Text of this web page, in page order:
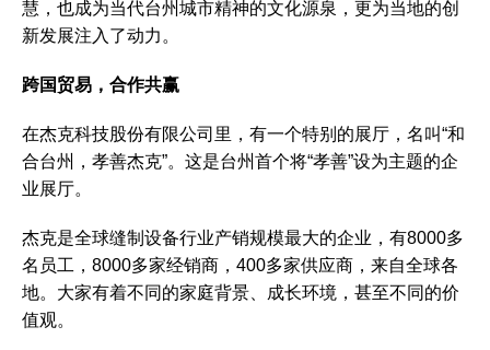
慧，也成为当代台州城市精神的文化源泉，更为当地的创
新发展注入了动力。
跨国贸易，合作共赢
在杰克科技股份有限公司里，有一个特别的展厅，名叫“和
合台州，孝善杰克”。这是台州首个将“孝善”设为主题的企
业展厅。
杰克是全球缝制设备行业产销规模最大的企业，有8000多
名员工，8000多家经销商，400多家供应商，来自全球各
地。大家有着不同的家庭背景、成长环境，甚至不同的价
值观。